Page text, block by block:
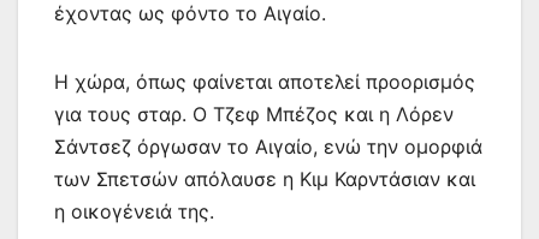
έχοντας ως φόντο το Αιγαίο.
Η χώρα, όπως φαίνεται αποτελεί προορισμός
για τους σταρ. Ο Τζεφ Μπέζος και η Λόρεν
Σάντσεζ όργωσαν το Αιγαίο, ενώ την ομορφιά
των Σπετσών απόλαυσε η Κιμ Καρντάσιαν και
η οικογένειά της.